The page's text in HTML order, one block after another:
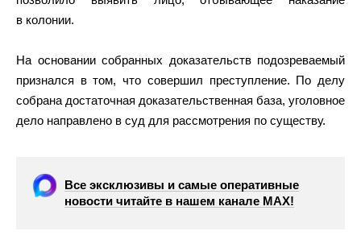
в колонии.
На основании собранных доказательств подозреваемый
признался в том, что совершил преступление. По делу
собрана достаточная доказательственная база, уголовное
дело направлено в суд для рассмотрения по существу.
Все эксклюзивы и самые оперативные
новости читайте в нашем канале МАХ!